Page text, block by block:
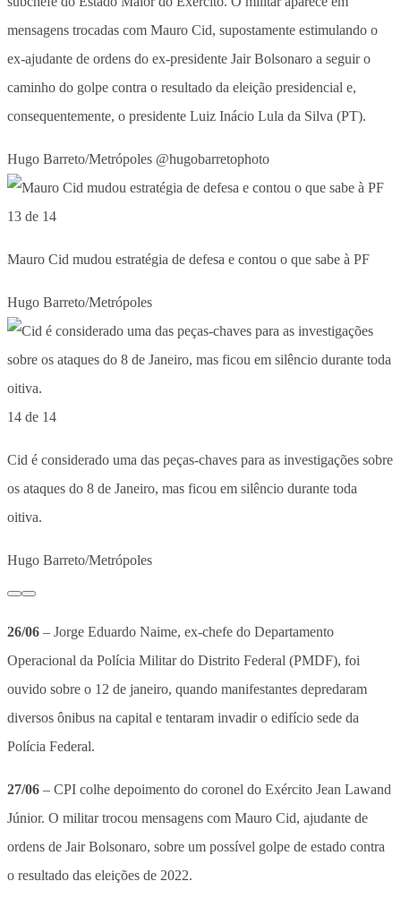
mensagens trocadas com Mauro Cid, supostamente estimulando o
ex-ajudante de ordens do ex-presidente Jair Bolsonaro a seguir o
caminho do golpe contra o resultado da eleição presidencial e,
consequentemente, o presidente Luiz Inácio Lula da Silva (PT).
Hugo Barreto/Metrópoles @hugobarretophoto
13 de 14
Mauro Cid mudou estratégia de defesa e contou o que sabe à PF
Hugo Barreto/Metrópoles
14 de 14
Cid é considerado uma das peças-chaves para as investigações sobre
os ataques do 8 de Janeiro, mas ficou em silêncio durante toda
oitiva.
Hugo Barreto/Metrópoles
26/06 – Jorge Eduardo Naime, ex-chefe do Departamento
Operacional da Polícia Militar do Distrito Federal (PMDF), foi
ouvido sobre o 12 de janeiro, quando manifestantes depredaram
diversos ônibus na capital e tentaram invadir o edifício sede da
Polícia Federal.
27/06 – CPI colhe depoimento do coronel do Exército Jean Lawand
Júnior. O militar trocou mensagens com Mauro Cid, ajudante de
ordens de Jair Bolsonaro, sobre um possível golpe de estado contra
o resultado das eleições de 2022.